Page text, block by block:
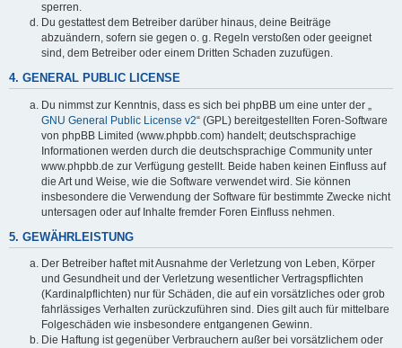
sperren.
Du gestattest dem Betreiber darüber hinaus, deine Beiträge
abzuändern, sofern sie gegen o. g. Regeln verstoßen oder geeignet
sind, dem Betreiber oder einem Dritten Schaden zuzufügen.
4. GENERAL PUBLIC LICENSE
Du nimmst zur Kenntnis, dass es sich bei phpBB um eine unter der „
GNU General Public License v2“ (GPL) bereitgestellten Foren-Software
von phpBB Limited (www.phpbb.com) handelt; deutschsprachige
Informationen werden durch die deutschsprachige Community unter
www.phpbb.de zur Verfügung gestellt. Beide haben keinen Einfluss auf
die Art und Weise, wie die Software verwendet wird. Sie können
insbesondere die Verwendung der Software für bestimmte Zwecke nicht
untersagen oder auf Inhalte fremder Foren Einfluss nehmen.
5. GEWÄHRLEISTUNG
Der Betreiber haftet mit Ausnahme der Verletzung von Leben, Körper
und Gesundheit und der Verletzung wesentlicher Vertragspflichten
(Kardinalpflichten) nur für Schäden, die auf ein vorsätzliches oder grob
fahrlässiges Verhalten zurückzuführen sind. Dies gilt auch für mittelbare
Folgeschäden wie insbesondere entgangenen Gewinn.
Die Haftung ist gegenüber Verbrauchern außer bei vorsätzlichem oder